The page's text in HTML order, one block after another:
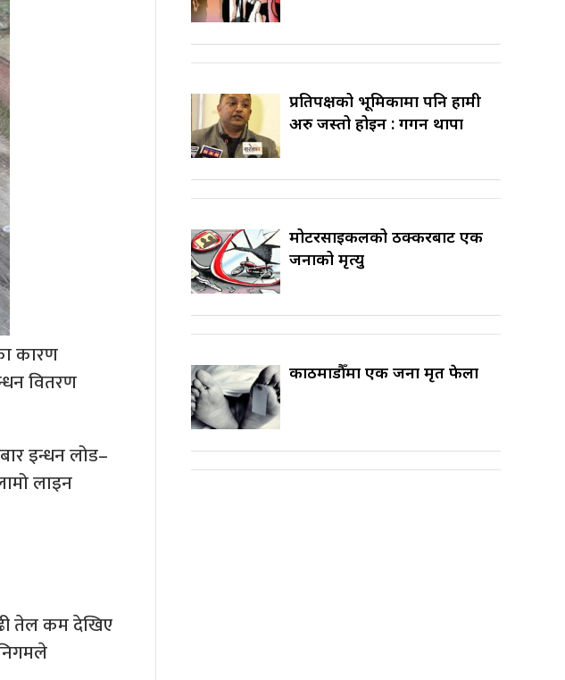
कारण
वितरण
इन्धन लोड–
लाइन
तेल कम देखिए
प्रतिपक्षको भूमिकामा पनि हामी
अरु जस्तो होइन : गगन थापा
मोटरसाइकलको ठक्करबाट एक
जनाको मृत्यु
काठमाडौँमा एक जना मृत फेला